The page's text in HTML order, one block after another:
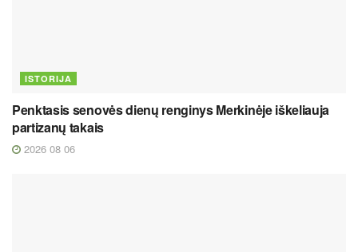
ISTORIJA
Penktasis senovės dienų renginys Merkinėje iškeliauja
partizanų takais
2026 08 06